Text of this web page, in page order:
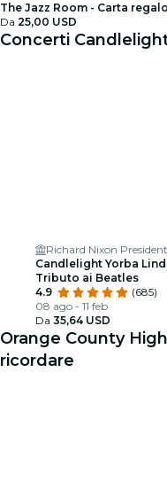
The Jazz Room - Carta regalo
Da 25,00 USD
Concerti
Candlelight Yorba
Tributo ai Beatles
4.9
(685)
08 ago - 11 feb
Da 35,64 USD
Orange County
ricordare